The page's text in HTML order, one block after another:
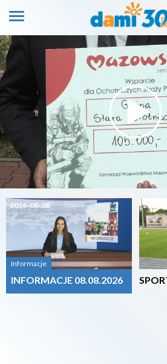
2026-08-08
Informacje
INFORMACJE 08.08.2026
2026-